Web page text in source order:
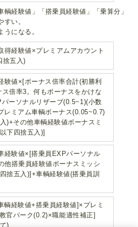
経験値」「搭乗員経験値」「乗算分」
い。
になる。
得経験値×プレミアムアカウント
捨五入)
験値×[ボーナス倍率合計(初勝利
倍率3。何もボーナスをかけな
ーソナルリザーブ(0.5~1)(小数
レミアム車輌ボーナス(0.05~0.7)
)+その他車輌経験値ボーナスミ
下四捨五入)]
経験値×[搭乗員EXPパーソナル
他搭乗員経験値ボーナスミッシ
捨五入)]+車輌経験値(搭乗員訓
輌経験値+搭乗員経験値]×プレミ
官パーク(0.2)×職能適性補正]
)